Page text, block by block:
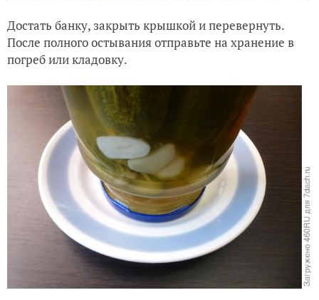
Достать банку, закрыть крышкой и перевернуть.
После полного остывания отправьте на хранение в
погреб или кладовку.